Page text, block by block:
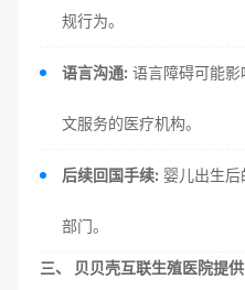
规行为。
语言沟通: 语言障碍可能
文服务的医疗机构。
后续回国手续: 婴儿出生后
部门。
三、 贝贝壳互联生殖医院提